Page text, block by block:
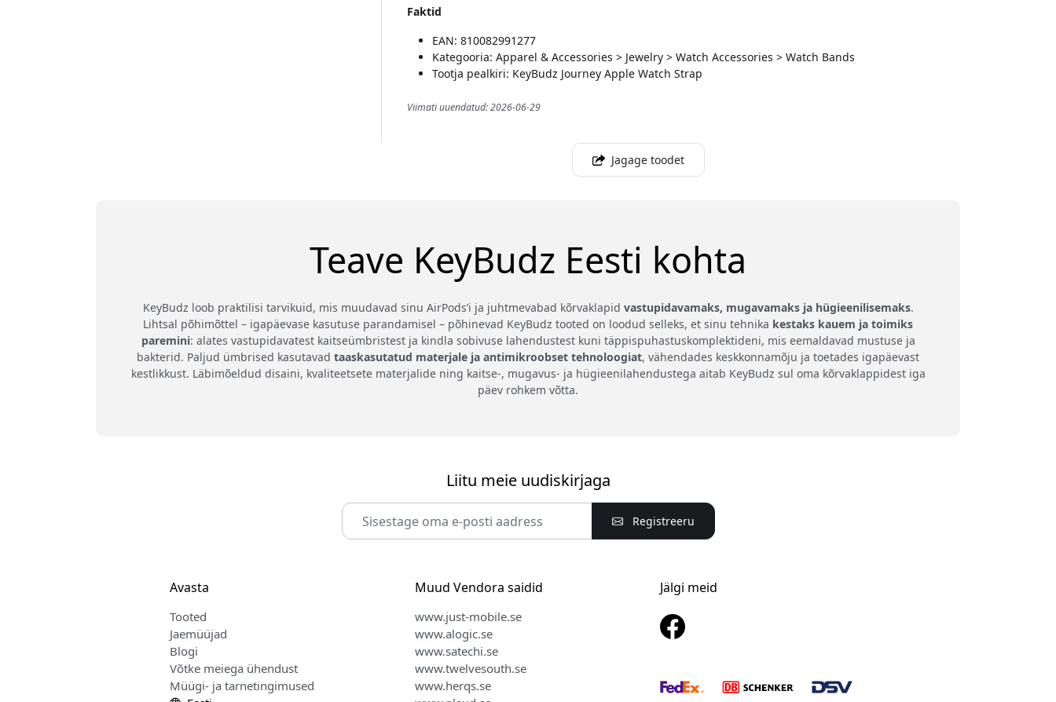
Faktid
EAN: 810082991277
Kategooria: Apparel & Accessories > Jewelry > Watch Accessories > Watch Bands
Tootja pealkiri: KeyBudz Journey Apple Watch Strap
Viimati uuendatud: 2026-06-29
Jagage toodet
Teave KeyBudz Eesti kohta
KeyBudz loob praktilisi tarvikuid, mis muudavad sinu AirPods’i ja juhtmevabad kõrvaklapid vastupidavamaks, mugavamaks ja hügieenilisemaks.
Lihtsal põhimõttel – igapäevase kasutuse parandamisel – põhinevad KeyBudz tooted on loodud selleks, et sinu tehnika kestaks kauem ja toimiks
paremini: alates vastupidavatest kaitseümbristest ja kindla sobivuse lahendustest kuni täppispuhastuskomplektideni, mis eemaldavad mustuse ja
bakterid. Paljud ümbrised kasutavad taaskasutatud materjale ja antimikroobset tehnoloogiat, vähendades keskkonnamõju ja toetades igapäevast
kestlikkust. Läbimõeldud disaini, kvaliteetsete materjalide ning kaitse-, mugavus- ja hügieenilahendustega aitab KeyBudz sul oma kõrvaklappidest iga
päev rohkem võtta.
Liitu meie uudiskirjaga
Registreeru
Avasta
Tooted
Jaemüüjad
Blogi
Võtke meiega ühendust
Müügi- ja tarnetingimused
Muud Vendora saidid
www.just-mobile.se
www.alogic.se
www.satechi.se
www.twelvesouth.se
www.herqs.se
Jälgi meid